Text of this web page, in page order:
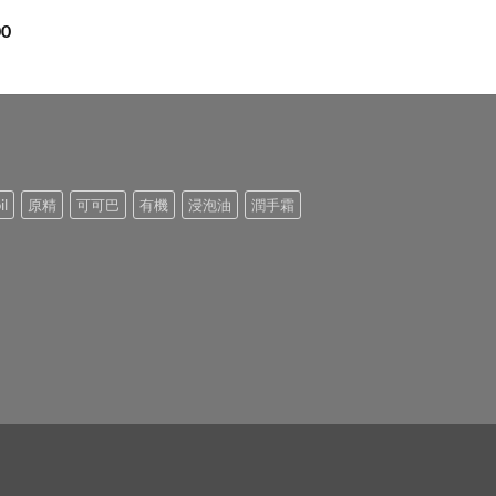
價
圍：
原精 可可巴 有機 浸泡油
潤手霜